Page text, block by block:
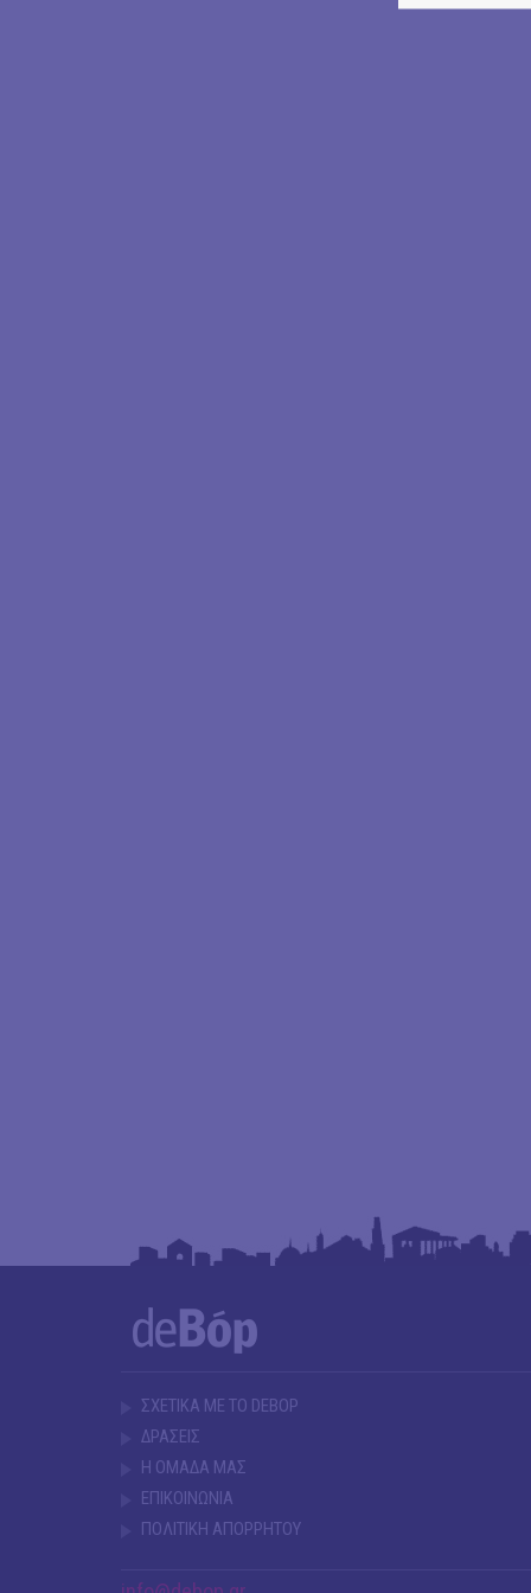
ΣΧΕΤΙΚΑ ΜΕ ΤΟ DEBOP
ΔΡΑΣΕΙΣ
Η ΟΜΑΔΑ ΜΑΣ
ΕΠΙΚΟΙΝΩΝΙΑ
ΠΟΛΙΤΙΚΗ ΑΠΟΡΡΗΤΟΥ